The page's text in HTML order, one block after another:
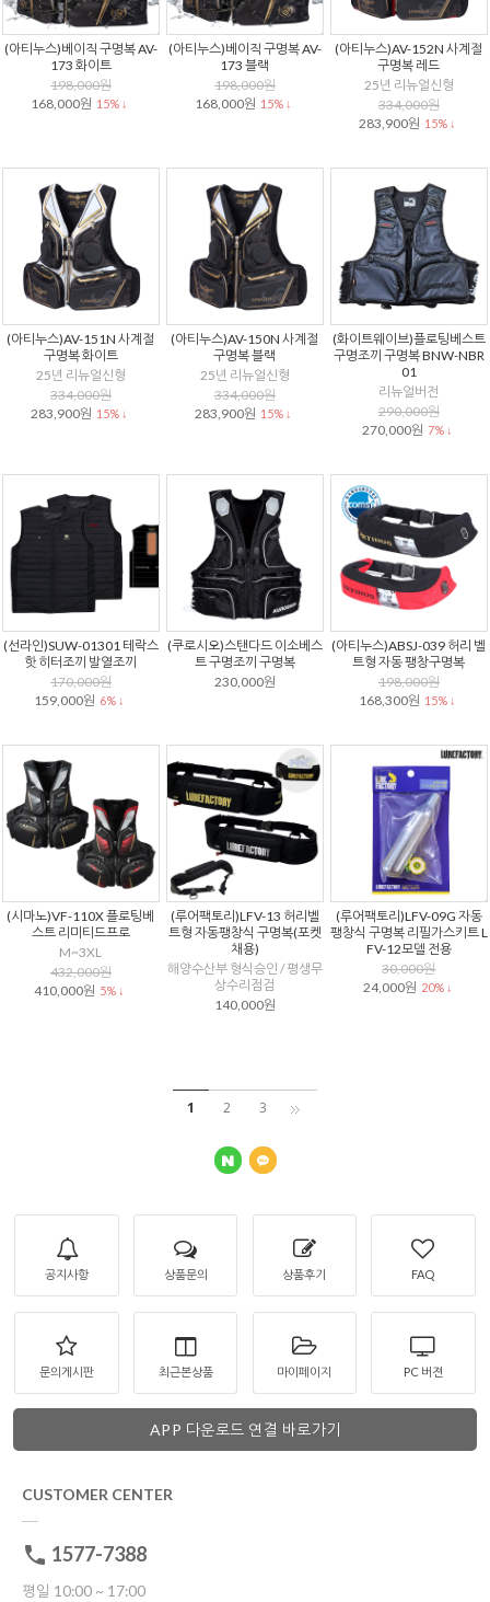
(아티누스)베이직 구명복 AV-
173 화이트
198,000원
168,000원 15% ↓
(아티누스)베이직 구명복 AV-
173 블랙
198,000원
168,000원 15% ↓
(아티누스)AV-152N 사계절
구명복 레드
25년 리뉴얼신형
334,000원
283,900원 15% ↓
(아티누스)AV-151N 사계절
구명복 화이트
25년 리뉴얼신형
334,000원
283,900원 15% ↓
(아티누스)AV-150N 사계절
구명복 블랙
25년 리뉴얼신형
334,000원
283,900원 15% ↓
(화이트웨이브)플로팅베스트
구명조끼 구명복 BNW-NBR
01
리뉴얼버전
290,000원
270,000원 7% ↓
(선라인)SUW-01301 테락스
핫 히터조끼 발열조끼
170,000원
159,000원 6% ↓
(쿠로시오)스탠다드 이소베스
트 구명조끼 구명복
230,000원
(아티누스)ABSJ-039 허리 벨
트형 자동 팽창구명복
198,000원
168,300원 15% ↓
(시마노)VF-110X 플로팅베
스트 리미티드프로
M~3XL
432,000원
410,000원 5% ↓
(루어팩토리)LFV-13 허리벨
트형 자동팽창식 구명복(포켓
채용)
해양수산부 형식승인 / 평생무
상수리점검
140,000원
(루어팩토리)LFV-09G 자동
팽창식 구명복 리필가스키트 L
FV-12모델 전용
30,000원
24,000원 20% ↓
1 2 3
공지사항 상품문의 상품후기 FAQ
문의게시판 최근본상품 마이페이지 PC 버젼
APP 다운로드 연결 바로가기
CUSTOMER CENTER
1577-7388
평일 10:00 ~ 17:00